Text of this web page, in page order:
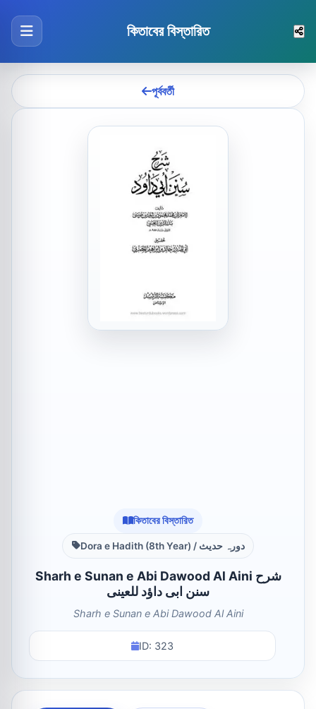
কিতাবের বিস্তারিত
পূর্ববর্তী
কিতাবের বিস্তারিত
Dora e Hadith (8th Year) / دورہ حدیث
Sharh e Sunan e Abi Dawood Al Aini شرح
سنن ابى داؤد للعينى
Sharh e Sunan e Abi Dawood Al Aini
ID: 323